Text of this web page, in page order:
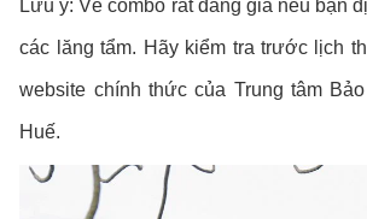
Lưu ý: Vé combo rất đáng giá nếu bạn
các lăng tẩm. Hãy kiểm tra trước lịch
website chính thức của Trung tâm
Huế.